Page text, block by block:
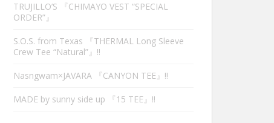
TRUJILLO’S 『CHIMAYO VEST “SPECIAL
ORDER”』
S.O.S. from Texas 『THERMAL Long Sleeve
Crew Tee “Natural”』‼︎
Nasngwam×JAVARA 『CANYON TEE』‼︎
MADE by sunny side up 『15 TEE』‼︎